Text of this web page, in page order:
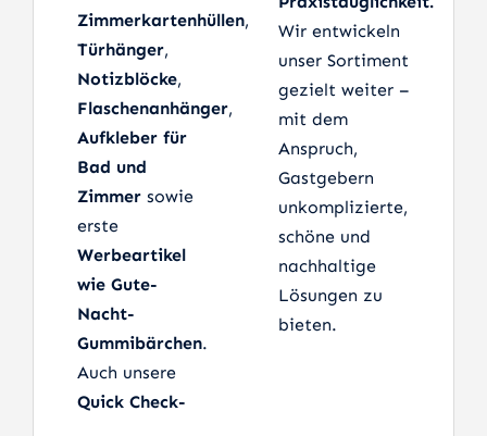
Zimmerkartenhüllen,
Türhänger,
Notizblöcke,
Flaschenanhänger,
Aufkleber für
Bad und
Zimmersowie
erste
Werbeartikel
wie Gute-
Nacht-
Gummibärchen.
Auch unsere
Quick Check-
Wir entwickeln
unser Sortiment
gezielt weiter –
mit dem
Anspruch,
Gastgebern
unkomplizierte,
schöne und
nachhaltige
Lösungen zu
bieten.